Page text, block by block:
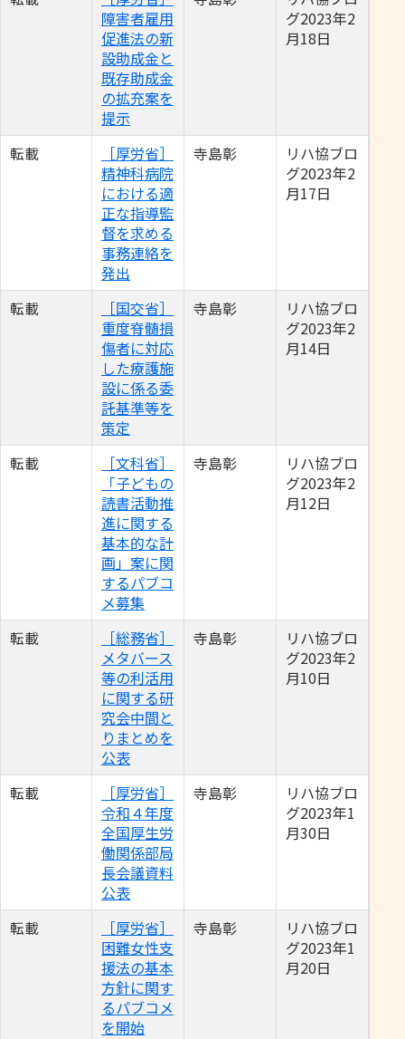
障害者雇用
促進法の新
設助成金と
既存助成金
の拡充案を
提示
グ2023年2
月18日
転載
［厚労省］
精神科病院
における適
正な指導監
督を求める
事務連絡を
発出
寺島彰
リハ協ブロ
グ2023年2
月17日
転載
［国交省］
重度脊髄損
傷者に対応
した療護施
設に係る委
託基準等を
策定
寺島彰
リハ協ブロ
グ2023年2
月14日
転載
［文科省］
「子どもの
読書活動推
進に関する
基本的な計
画」案に関
するパブコ
メ募集
寺島彰
リハ協ブロ
グ2023年2
月12日
転載
［総務省］
メタバース
等の利活用
に関する研
究会中間と
りまとめを
公表
寺島彰
リハ協ブロ
グ2023年2
月10日
転載
［厚労省］
令和４年度
全国厚生労
働関係部局
長会議資料
公表
寺島彰
リハ協ブロ
グ2023年1
月30日
転載
［厚労省］
困難女性支
援法の基本
方針に関す
るパブコメ
を開始
寺島彰
リハ協ブロ
グ2023年1
月20日